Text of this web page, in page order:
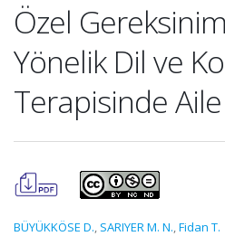
Özel
Yönelik Dil ve
Terapisinde Aile
BÜYÜKKÖSE D., SARIYER M. N.,Fidan T.